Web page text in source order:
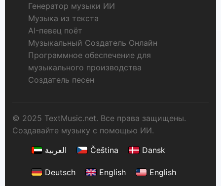
Генератор музыки ИИ
Музыка из текста
AI-певец поёт
Музыкальный Создатель Онлайн
Программное обеспечение для
музыкального производства
Создатель песен
© 2025 TextMusic.net. Все права защищены.
Создавайте музыку с помощью ИИ.
العربية
Čeština Dansk
Deutsch English English